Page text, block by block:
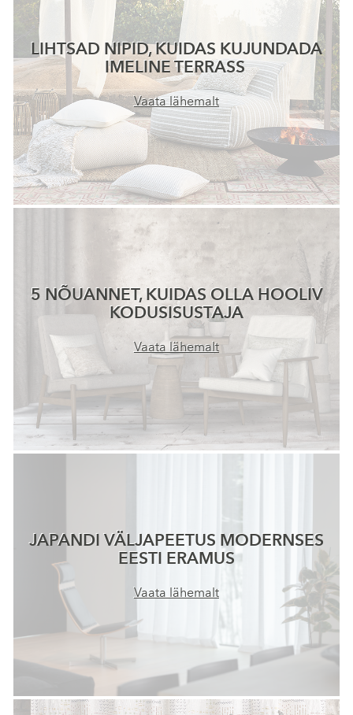
LIHTSAD NIPID, KUIDAS KUJUNDADA
IMELINE TERRASS
Vaata lähemalt
5 NÕUANNET, KUIDAS OLLA HOOLIV
KODUSISUSTAJA
Vaata lähemalt
JAPANDI VÄLJAPEETUS MODERNSES
EESTI ERAMUS
Vaata lähemalt